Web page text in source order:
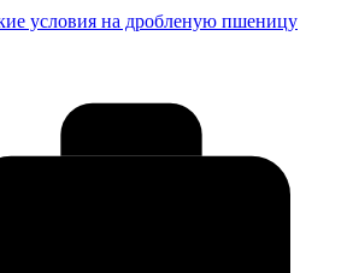
условия на дробленую пшеницу